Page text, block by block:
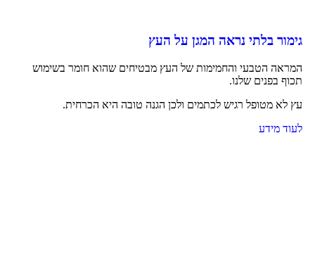
גימור בלתי נראה המגן על העץ
המראה הטבעי והחמימות של העץ מבטיחים שהוא חומר בשימוש
תכוף בפנים שלנו.
עץ לא מטופל רגיש לכתמים ולכן הגנה טובה היא הכרחית.
לעוד מידע